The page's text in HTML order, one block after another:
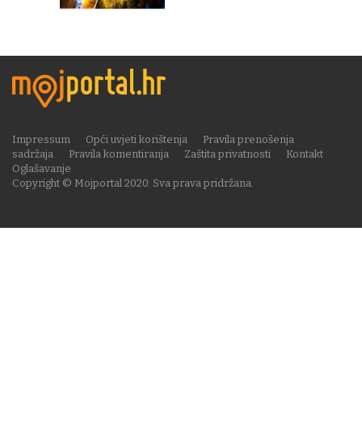
Copyright © Mojportal 2020. Sva prava pridržana.
Impressum Opći uvjeti korištenja
Pravila prenošenja
sadržaja
Pravila komentiranja Zaštita privatnosti
Kontakt
Oglašavanje